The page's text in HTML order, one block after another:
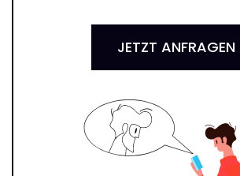
JETZT ANFRAGEN